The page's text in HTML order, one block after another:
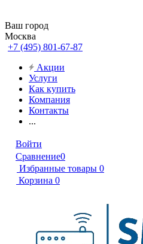
Ваш город
Москва
+7 (495) 801-67-87
Акции
Услуги
Как купить
Компания
Контакты
...
Войти
Сравнение0
Избранные товары 0
Корзина 0